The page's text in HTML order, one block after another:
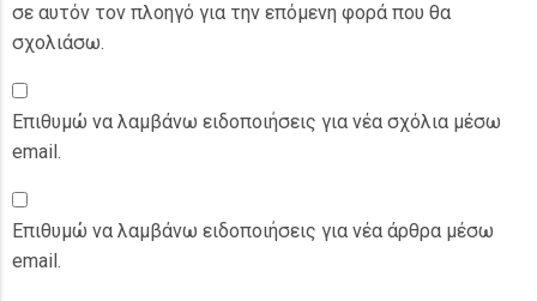
σε αυτόν τον πλοηγό για την επόμενη φορά που θα
σχολιάσω.
Επιθυμώ να λαμβάνω ειδοποιήσεις για νέα σχόλια μέσω
email.
Επιθυμώ να λαμβάνω ειδοποιήσεις για νέα άρθρα μέσω
email.